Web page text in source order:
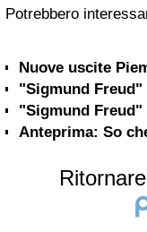
Potrebbero
Nuove uscite
"Sigmund Freud"
"Sigmund Freud"
Anteprima: So